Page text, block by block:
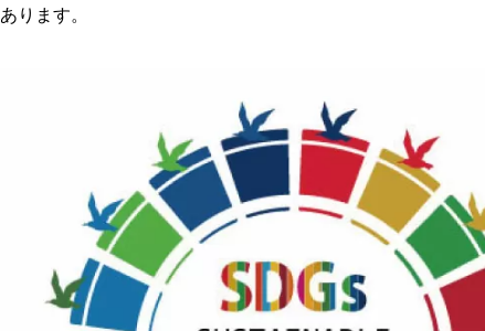
ります。